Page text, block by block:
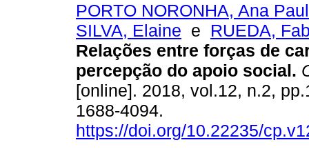
PORTO NORONHA, Ana
SILVA, Elaine e RUEDA,
Relações entre forças de
percepção do apoio social.
[online]. 2018, vol.12, n.2,
1688-4094.
https://doi.org/10.22235/